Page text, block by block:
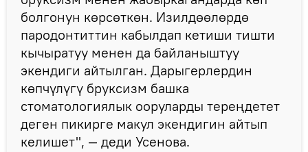
болгонун көрсөткөн. Изилдөөлөрдө
пародонтиттин кабылдап кетиши тишти
кычыратуу менен да байланыштуу
экендиги айтылган. Дарыгерлердин
көпчүлүгү бруксизм башка
стоматологиялык ооруларды тереңдетет
деген пикирге макул экендигин айтып
келишет", — деди Усенова.